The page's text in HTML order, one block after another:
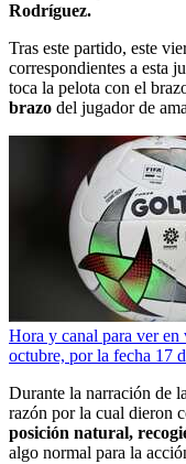
Rodríguez.
Tras este partido, este
correspondientes a esta
toca la pelota con el
brazo del jugador de
Hora y canal para ver
octubre, por la fecha 17
Durante la narración de
razón por la cual dieron
posición natural,
algo normal para la